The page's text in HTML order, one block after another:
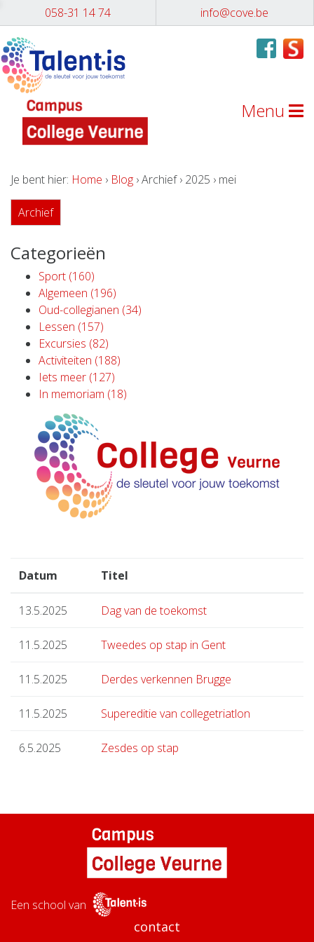
058-31 14 74 info@cove.be
Menu
Je bent hier: Home › Blog › Archief › 2025 › mei
Archief
Categorieën
Sport (160)
Algemeen (196)
Oud-collegianen (34)
Lessen (157)
Excursies (82)
Activiteiten (188)
Iets meer (127)
In memoriam (18)
Datum Titel
13.5.2025 Dag van de toekomst
11.5.2025 Tweedes op stap in Gent
11.5.2025 Derdes verkennen Brugge
11.5.2025 Supereditie van collegetriatlon
6.5.2025 Zesdes op stap
Een school van
contact